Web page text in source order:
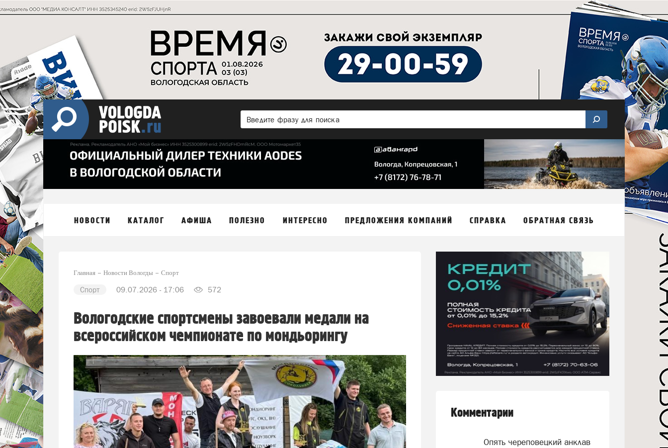
НОВОСТИ КАТАЛОГ АФИША ПОЛЕЗНО ИНТЕРЕСНО ПРЕДЛОЖЕНИЯ КОМПАНИЙ СПРАВКА ОБРАТНАЯ СВЯЗЬ
Главная Новости Вологды Спорт
Спорт 09.07.2026 - 17:06 572
Вологодские спортсмены завоевали медали на
всероссийском чемпионате по мондьорингу
Комментарии
Опять череповецкий анклав